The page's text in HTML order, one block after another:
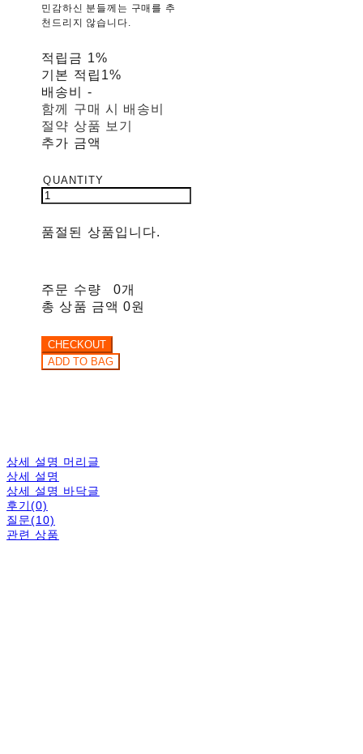
민감하신 분들께는 구매를 추
천드리지 않습니다.
적립금 1%
기본 적립 1%
배송비 -
함께 구매 시 배송비
절약 상품 보기
추가 금액
품절된 상품입니다.
주문 수량
0개
총 상품 금액 0원
상세 설명 머리글
상세 설명
상세 설명 바닥글
후기(0)
질문(10)
관련 상품